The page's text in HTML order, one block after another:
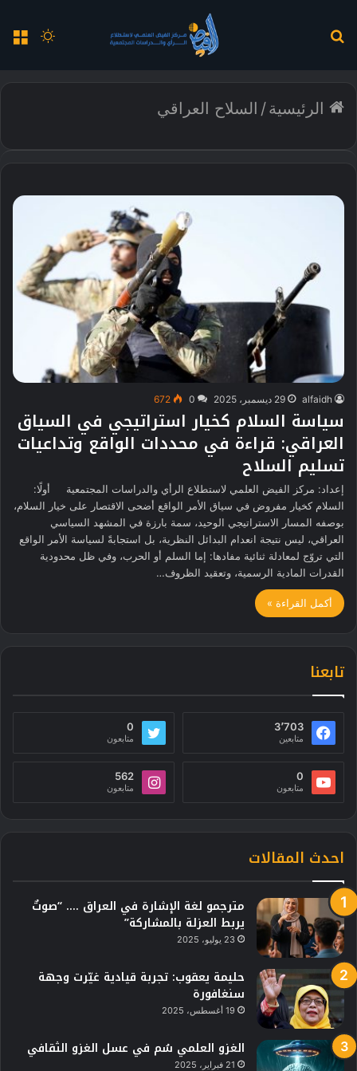
الوضع
الرئيسية/ السلاح العراقي
alfaidh 29 ديسمبر، 2025 0
672
سياسة السلام كخيار استراتيجي في السياق
العراقي: قراءة في محددات الواقع وتداعيات
تسليم السلاح
إعداد: مركز الفيض العلمي لاستطلاع الرأي والدراسات المجتمعية أولًا:
السلام كخيار مفروض في سياق الأمر الواقع أضحى الاقتصار على خيار السلام،
بوصفه المسار الاستراتيجي الوحيد، سمة بارزة في المشهد السياسي
العراقي، ليس نتيجة انعدام البدائل النظرية، بل استجابةً لسياسة الأمر الواقع
التي تروّج لمعادلة ثنائية مفادها: إما السلم أو الحرب، وفي ظل محدودية
القدرات المادية الرسمية، وتعقيد الظروف…
أكمل القراءة »
تابعنا
3٬703
متابعين
0
متابعون
0
متابعون
562
متابعون
احدث المقالات
مترجمو لغة الإشارة في العراق …. “صوتٌ
يربط العزلة بالمشاركة”
23 يوليو، 2025
حليمة يعقوب: تجربة قيادية غيّرت وجهة
سنغافورة
19 أغسطس، 2025
الغزو العلمي سُم في عسل الغزو الثقافي
21 فبراير، 2025